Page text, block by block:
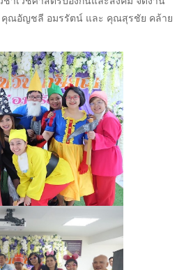
คุณอัญชลี อมรรัตน์ และ คุณสุรชัย คล้าย